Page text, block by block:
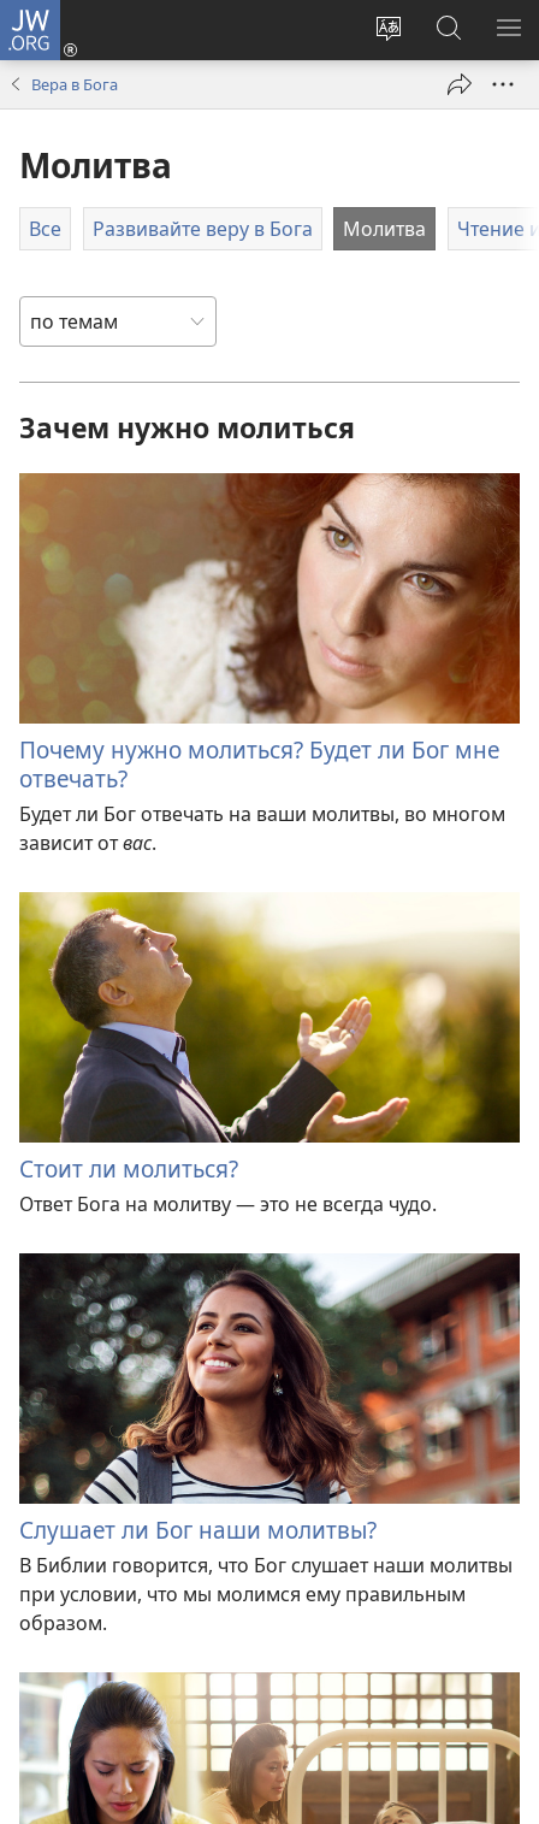
JW.ORG
Изменить
Войти
(открываетсяПоиск
по
jw.org
Вера в Бога
Молитва
Все Развивайте веру в Бога Молитва Чтение
Зачем нужно молиться
Почему нужно молиться? Будет ли Бог мне
отвечать?
Будет ли Бог отвечать на ваши молитвы, во многом
зависит отвас.
Стоит ли молиться?
Ответ Бога на молитву — это не всегда чудо.
Слушает ли Бог наши молитвы?
В Библии говорится, что Бог слушает наши молитвы
при условии, что мы молимся ему правильным
образом.